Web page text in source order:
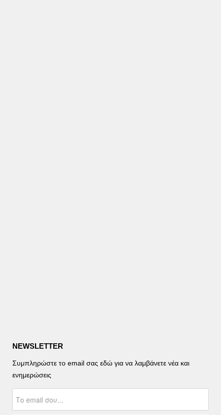
NEWSLETTER
Συμπληρώστε το email σας εδώ για να λαμβάνετε νέα και
ενημερώσεις